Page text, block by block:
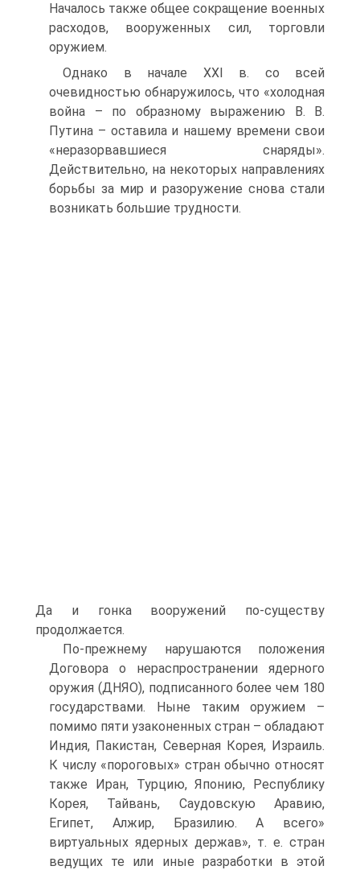
Началось также общее сокращение военных
расходов, вооруженных сил, торговли
оружием.
Однако в начале XXI в. со всей
очевидностью обнаружилось, что «холодная
война – по образному выражению В. В.
Путина – оставила и нашему времени свои
«неразорвавшиеся снаряды».
Действительно, на некоторых направлениях
борьбы за мир и разоружение снова стали
возникать большие трудности.
Да и гонка вооружений по-существу
продолжается.
По-прежнему нарушаются положения
Договора о нераспространении ядерного
оружия (ДНЯО), подписанного более чем 180
государствами. Ныне таким оружием –
помимо пяти узаконенных стран – обладают
Индия, Пакистан, Северная Корея, Израиль.
К числу «пороговых» стран обычно относят
также Иран, Турцию, Японию, Республику
Корея, Тайвань, Саудовскую Аравию,
Египет, Алжир, Бразилию. А всего»
виртуальных ядерных держав», т. е. стран
ведущих те или иные разработки в этой